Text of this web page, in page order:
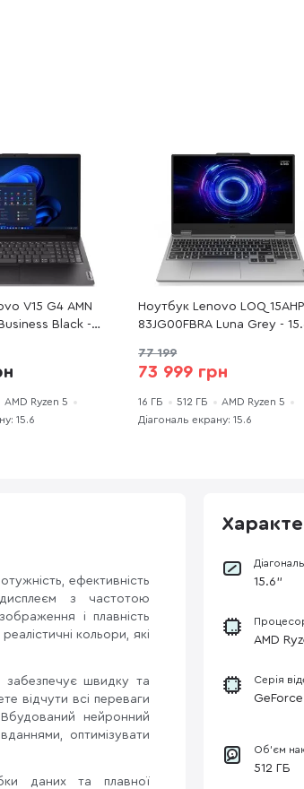
V15 G4 AMN
Black -
610M
AMD Ryzen 5
15.6
Ноутбук Lenovo LOQ
83JG00FBRA Luna Grey -
/ DDR5 16 ГБ / PCI-E SSD 512
ГБ / GeForce RTX 5050
77 199
73 999 грн
16 ГБ 512 ГБ
AMD Ryzen 5
Діагональ екрану: 15.6
ефективність
з частотою
і плавність
кольори, які
швидку та
відчути всі переваги
нейронний
оптимізувати
даних та плавної
15.6"
AMD
Серія
Об'єм
512 ГБ